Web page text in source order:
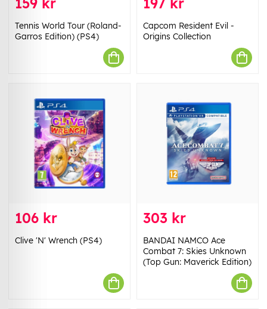
Tennis World Tour (Roland-
Garros Edition) (PS4)
Capcom Resident Evil -
Origins Collection
106 kr
Clive 'N' Wrench (PS4)
303 kr
BANDAI NAMCO Ace
Combat 7: Skies Unknown
(Top Gun: Maverick Edition)